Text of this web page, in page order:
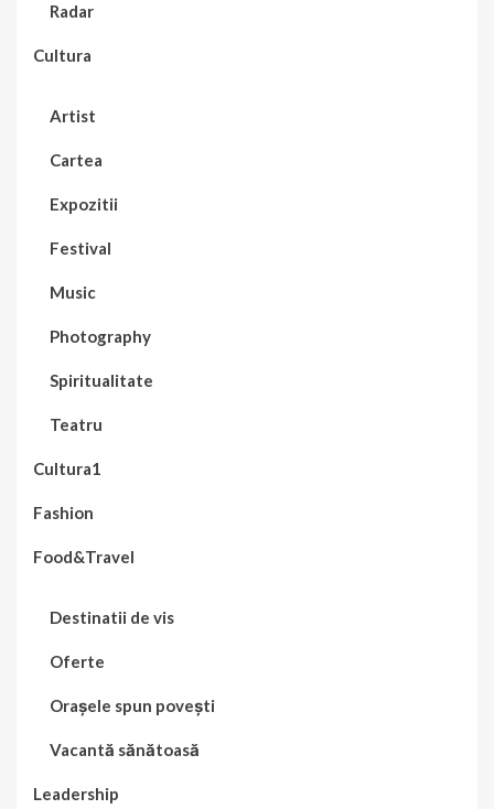
Radar
Cultura
Artist
Cartea
Expozitii
Festival
Music
Photography
Spiritualitate
Teatru
Cultura1
Fashion
Food&Travel
Destinatii de vis
Oferte
Orașele spun povești
Vacantă sănătoasă
Leadership